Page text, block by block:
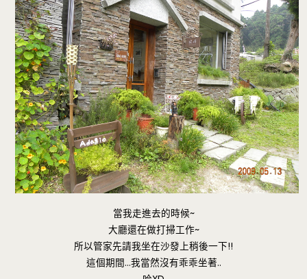
當我走進去的時候~
大廳還在做打掃工作~
所以管家先請我坐在沙發上稍後一下!!
這個期間…我當然沒有乖乖坐著..